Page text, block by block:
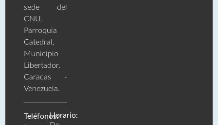
sede del
CNU,
Parroquia
Catedral,
Municipio
Libertador.
Caracas -
Venezuela.
Teléfonos:Horario: